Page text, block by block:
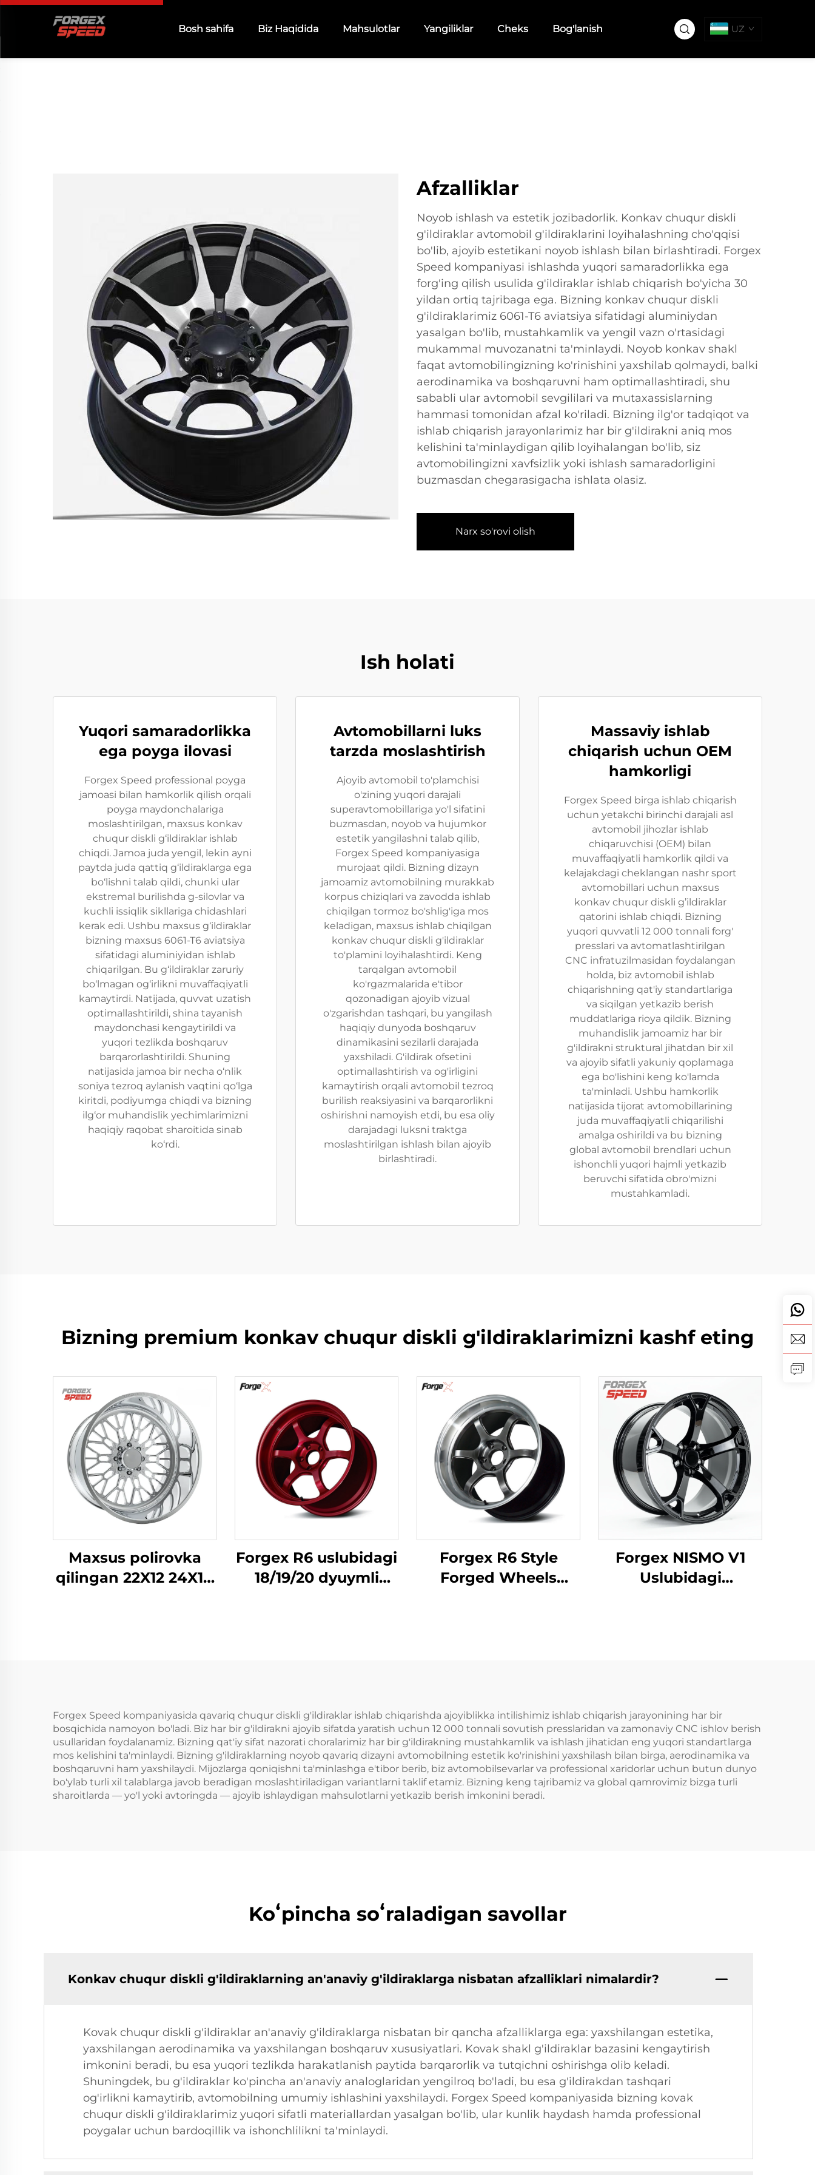
Bosh sahifa Biz Haqidida Mahsulotlar Yangiliklar Cheks Bog'lanish UZ
Afzalliklar
Noyob ishlash va estetik jozibadorlik. Konkav chuqur diskli
g'ildiraklar avtomobil g'ildiraklarini loyihalashning cho'qqisi
bo'lib, ajoyib estetikani noyob ishlash bilan birlashtiradi. Forgex
Speed kompaniyasi ishlashda yuqori samaradorlikka ega
forg'ing qilish usulida g'ildiraklar ishlab chiqarish bo'yicha 30
yildan ortiq tajribaga ega. Bizning konkav chuqur diskli
g'ildiraklarimiz 6061-T6 aviatsiya sifatidagi aluminiydan
yasalgan bo'lib, mustahkamlik va yengil vazn o'rtasidagi
mukammal muvozanatni ta'minlaydi. Noyob konkav shakl
faqat avtomobilingizning ko'rinishini yaxshilab qolmaydi, balki
aerodinamika va boshqaruvni ham optimallashtiradi, shu
sababli ular avtomobil sevgililari va mutaxassislarning
hammasi tomonidan afzal ko'riladi. Bizning ilg'or tadqiqot va
ishlab chiqarish jarayonlarimiz har bir g'ildirakni aniq mos
kelishini ta'minlaydigan qilib loyihalangan bo'lib, siz
avtomobilingizni xavfsizlik yoki ishlash samaradorligini
buzmasdan chegarasigacha ishlata olasiz.
Narx so'rovi olish
Ish holati
Yuqori samaradorlikka
ega poyga ilovasi
Forgex Speed professional poyga
jamoasi bilan hamkorlik qilish orqali
poyga maydonchalariga
moslashtirilgan, maxsus konkav
chuqur diskli g‘ildiraklar ishlab
chiqdi. Jamoa juda yengil, lekin ayni
paytda juda qattiq g‘ildiraklarga ega
bo‘lishni talab qildi, chunki ular
ekstremal burilishda g-silovlar va
kuchli issiqlik sikllariga chidashlari
kerak edi. Ushbu maxsus g‘ildiraklar
bizning maxsus 6061-T6 aviatsiya
sifatidagi aluminiyidan ishlab
chiqarilgan. Bu g‘ildiraklar zaruriy
bo‘lmagan og‘irlikni muvaffaqiyatli
kamaytirdi. Natijada, quvvat uzatish
optimallashtirildi, shina tayanish
maydonchasi kengaytirildi va
yuqori tezlikda boshqaruv
barqarorlashtirildi. Shuning
natijasida jamoa bir necha o‘nlik
soniya tezroq aylanish vaqtini qo‘lga
kiritdi, podiyumga chiqdi va bizning
ilg‘or muhandislik yechimlarimizni
haqiqiy raqobat sharoitida sinab
ko‘rdi.
Avtomobillarni luks
tarzda moslashtirish
Ajoyib avtomobil to'plamchisi
o'zining yuqori darajali
superavtomobillariga yo'l sifatini
buzmasdan, noyob va hujumkor
estetik yangilashni talab qilib,
Forgex Speed kompaniyasiga
murojaat qildi. Bizning dizayn
jamoamiz avtomobilning murakkab
korpus chiziqlari va zavodda ishlab
chiqilgan tormoz bo'shlig'iga mos
keladigan, maxsus ishlab chiqilgan
konkav chuqur diskli g'ildiraklar
to'plamini loyihalashtirdi. Keng
tarqalgan avtomobil
ko'rgazmalarida e'tibor
qozonadigan ajoyib vizual
o'zgarishdan tashqari, bu yangilash
haqiqiy dunyoda boshqaruv
dinamikasini sezilarli darajada
yaxshiladi. G'ildirak ofsetini
optimallashtirish va og'irligini
kamaytirish orqali avtomobil tezroq
burilish reaksiyasini va barqarorlikni
oshirishni namoyish etdi, bu esa oliy
darajadagi luksni traktga
moslashtirilgan ishlash bilan ajoyib
birlashtiradi.
Massaviy ishlab
chiqarish uchun OEM
hamkorligi
Forgex Speed birga ishlab chiqarish
uchun yetakchi birinchi darajali asl
avtomobil jihozlar ishlab
chiqaruvchisi (OEM) bilan
muvaffaqiyatli hamkorlik qildi va
kelajakdagi cheklangan nashr sport
avtomobillari uchun maxsus
konkav chuqur diskli g’ildiraklar
qatorini ishlab chiqdi. Bizning
yuqori quvvatli 12 000 tonnali forg'
presslari va avtomatlashtirilgan
CNC infratuzilmasidan foydalangan
holda, biz avtomobil ishlab
chiqarishning qat'iy standartlariga
va siqilgan yetkazib berish
muddatlariga rioya qildik. Bizning
muhandislik jamoamiz har bir
g'ildirakni struktural jihatdan bir xil
va ajoyib sifatli yakuniy qoplamaga
ega bo'lishini keng ko'lamda
ta'minladi. Ushbu hamkorlik
natijasida tijorat avtomobillarining
juda muvaffaqiyatli chiqarilishi
amalga oshirildi va bu bizning
global avtomobil brendlari uchun
ishonchli yuqori hajmli yetkazib
beruvchi sifatida obro'mizni
mustahkamladi.
Bizning premium konkav chuqur diskli g'ildiraklarimizni kashf eting
Maxsus polirovka
qilingan 22X12 24X14
350 RAM1500 2500
disk uchun
Forgex R6 uslubidagi
18/19/20 dyuymli
Forgex R6 Style
Forged Wheels
Forgex NISMO V1
Uslubidagi
350Z Infiniti Q50 Q60
G35 G37 uchun
Forgex Speed kompaniyasida qavariq chuqur diskli g'ildiraklar ishlab chiqarishda ajoyiblikka intilishimiz ishlab chiqarish jarayonining har bir
bosqichida namoyon bo'ladi. Biz har bir g'ildirakni ajoyib sifatda yaratish uchun 12 000 tonnali sovutish presslaridan va zamonaviy CNC ishlov berish
usullaridan foydalanamiz. Bizning qat'iy sifat nazorati choralarimiz har bir g'ildirakning mustahkamlik va ishlash jihatidan eng yuqori standartlarga
mos kelishini ta'minlaydi. Bizning g'ildiraklarning noyob qavariq dizayni avtomobilning estetik ko'rinishini yaxshilash bilan birga, aerodinamika va
boshqaruvni ham yaxshilaydi. Mijozlarga qoniqishni ta'minlashga e'tibor berib, biz avtomobilsevarlar va professional xaridorlar uchun butun dunyo
bo'ylab turli xil talablarga javob beradigan moslashtiriladigan variantlarni taklif etamiz. Bizning keng tajribamiz va global qamrovimiz bizga turli
sharoitlarda — yo'l yoki avtoringda — ajoyib ishlaydigan mahsulotlarni yetkazib berish imkonini beradi.
Koʻpincha soʻraladigan savollar
Konkav chuqur diskli g'ildiraklarning an'anaviy g'ildiraklarga nisbatan afzalliklari nimalardir?
Kovak chuqur diskli g'ildiraklar an'anaviy g'ildiraklarga nisbatan bir qancha afzalliklarga ega: yaxshilangan estetika,
yaxshilangan aerodinamika va yaxshilangan boshqaruv xususiyatlari. Kovak shakl g'ildiraklar bazasini kengaytirish
imkonini beradi, bu esa yuqori tezlikda harakatlanish paytida barqarorlik va tutqichni oshirishga olib keladi.
Shuningdek, bu g'ildiraklar ko'pincha an'anaviy analoglaridan yengilroq bo'ladi, bu esa g'ildirakdan tashqari
og'irlikni kamaytirib, avtomobilning umumiy ishlashini yaxshilaydi. Forgex Speed kompaniyasida bizning kovak
chuqur diskli g'ildiraklarimiz yuqori sifatli materiallardan yasalgan bo'lib, ular kunlik haydash hamda professional
poygalar uchun bardoqillik va ishonchlilikni ta'minlaydi.